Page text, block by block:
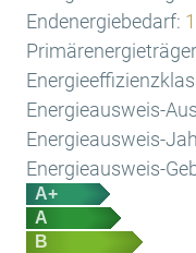
Endenergiebedarf:
Energieausweis-
Energieausweis-
Energieausweis-
A+
A
B